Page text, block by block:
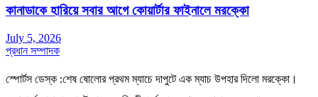
কানাডাকে হারিয়ে সবার আগে কোয়ার্টার ফাইনালে মরক্কো
July 5, 2026
প্রধান সম্পাদক
স্পোর্টস ডেস্ক :শেষ ষোলোর প্রথম ম্যাচে দাপুটে এক ম্যাচ উপহার দিলো মরক্কো।